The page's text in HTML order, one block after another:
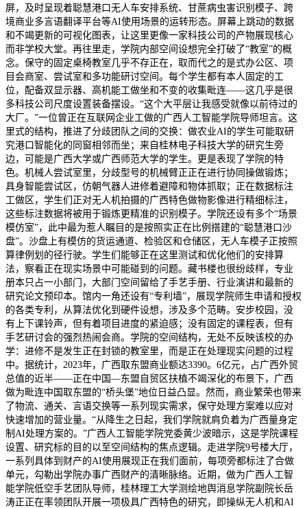
屏，及时呈现着聪慧港口无人车安排系统、甘蔗病虫害识别模子、跨
境商业多言语翻译平台等AI使用场景的运转形态。屏幕上跳动的数据
和不竭更新的可视化图表，让这里更像一家科技公司的产物展现核心
而非学校大堂。再往里走，学院内部空间设想完全打破了“教室”的概
念。保守的固定桌椅教室几乎不存正在，取而代之的是式办公区、项
目会商室、尝试室和多功能研讨空间。每个学生都有本人固定的工
位，配备双显示器、高机能工做坐和不变的收集毗连——这几乎是很
多科技公司尺度设置装备摆设。“这个大平层让我感受就像以前待过的
大厂。”一位曾正在互联网企业工做的广西人工智能学院导师坦言。这
里式的结构，推进了分歧团队之间的交换：做农业AI的学生可能取研
究港口智能化的同窗相邻而坐；来自桂林电子科技大学的研究生旁
边，可能是广西大学或广西师范大学的学生。更是表现了学院的特
色。机械人尝试室里，分歧型号的机械臂正正在进行协同操做锻炼；
具身智能尝试区，仿朝气器人进修着避障和物体抓取；正在数据标注
工做区，学生们正对无人机拍摄的广西特色做物影像进行精细标注，
这些标注数据将被用于锻炼更精准的识别模子。学院还设有多个“场景
模仿室”，此中最为惹人瞩目的是按照实正在比例搭建的“聪慧港口沙
盘”。沙盘上有模仿的货运通道、检验区和仓储区，无人车模子正按照
算律例划的径行驶。学生们能够正在这里测试和优化他们的安排算
法，察看正在现实场景中可能碰到的问题。藏书楼也很纷歧样，专业
册本只占一小部门，大部门空间留给了手艺手册、行业演讲和最新的
研究论文预印本。馆内一角还设有“专利墙”，展现学院师生申请和授权
的各类专利，从算法优化到硬件设想，涉及多个范畴。安步校园，没
有上下课铃声，但有着项目进度的紧迫感；没有固定的课程表，但有
手艺研讨会的强烈热闹会商。学院的空间结构，无处不反映该校的办
学：进修不是发生正在封锁的教室里，而是正在处理现实问题的过程
中。据统计，2023年，广西取东盟商业额达3390。6亿元，占广西外贸
总值的近半——正在中国—东盟自贸区扶植不竭深化的布景下，广西
做为毗连中国取东盟的“桥头堡”地位日益凸显。然而，商业繁荣也带来
了物流、通关、言语交换等一系列现实需求，保守处理方案难以应对
快速增加的营业量。“从降生之日起，我们学院就肩负着为广西量身定
制AI处理方案的。”广西人工智能学院党委黄少波暗示，这是学院课程
设置、研究标的目的以至空间结构的焦点逻辑。走进学院9号楼大厅，
一系列具体到财产的AI使用展现正在我们面前，每项旁都标注了合做
单元，勾勒出学院办事广西财产的清晰脉络。近期，做为广西人工智
能学院低空手艺团队导师，桂林理工大学测绘地舆消息学院副院长岳
涛正正在率领团队开展一项极具广西特色的研究，即操纵无人机和AI